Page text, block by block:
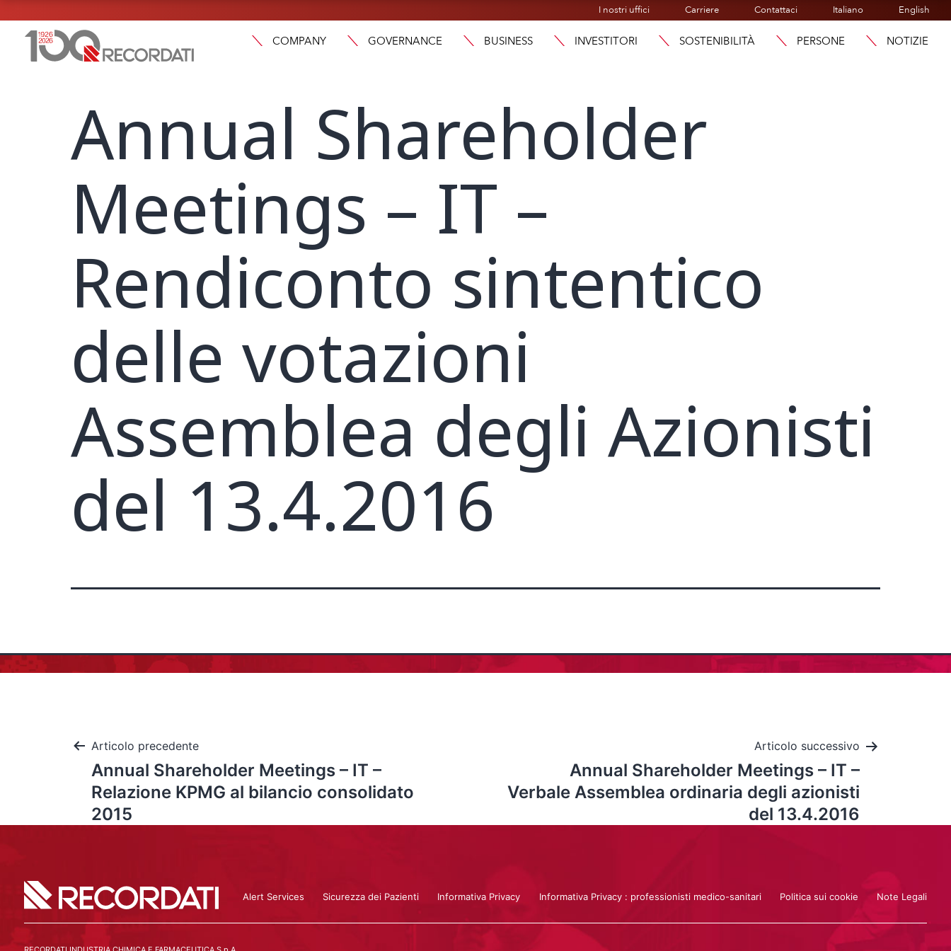
I nostri uffici Carriere Contattaci Italiano English
COMPANY GOVERNANCE BUSINESS INVESTITORI SOSTENIBILITÀ PERSONE NOTIZIE
Annual Shareholder
Meetings – IT –
Rendiconto sintentico
delle votazioni
Assemblea degli Azionisti
del 13.4.2016
Articolo precedente
Annual Shareholder Meetings – IT –
Relazione KPMG al bilancio consolidato
2015
Articolo successivo
Annual Shareholder Meetings – IT –
Verbale Assemblea ordinaria degli azionisti
del 13.4.2016
Alert Services Sicurezza dei Pazienti Informativa Privacy Informativa Privacy : professionisti medico-sanitari Politica sui cookie Note Legali